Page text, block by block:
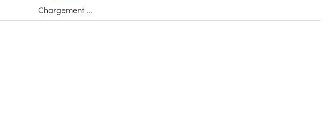
Chargement ...